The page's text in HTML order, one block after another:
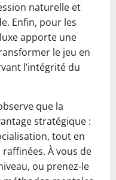
naturelle et
Enfin, pour les
apporte une
le jeu en
l’intégrité du
que la
stratégique :
tout en
À vous de
ou prenez-le